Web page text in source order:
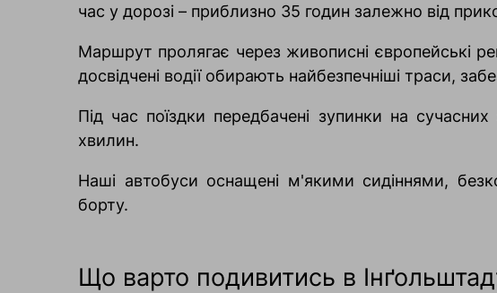
час у дорозі – приблизно 35 годин залежно від
Маршрут пролягає через живописні європейські
досвідчені водії обирають найбезпечніші траси,
Під час поїздки передбачені зупинки на
хвилин.
Наші автобуси оснащені м'якими сидіннями,
борту.
Що варто подивитись в